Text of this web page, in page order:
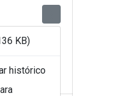
KB)
histórico